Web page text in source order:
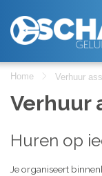
Home Verhuur
Verhuur
Huren op
Je organiseert